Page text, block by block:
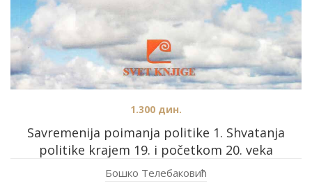
Savremenija poimanja politike 1. Shvatanja
politike krajem 19. i početkom 20. veka
1.300 дин.
Бошко Телебаковић